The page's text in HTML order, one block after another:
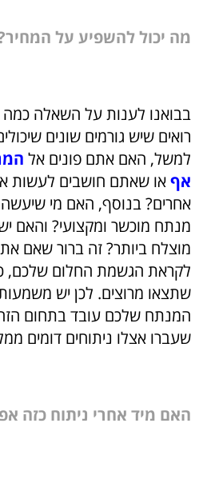
מה יכול להשפיע על
בבואנו לענות על השאלה כמה
רואים שיש גורמים שונים
למשל, האם אתם פונים אל
אףאו שאתם חושבים לעשות
אחרים? בנוסף, האם מי
מנתח מוכשר ומקצועי? והאם
מוצלח ביותר? זה ברור שאם
לקראת הגשמת החלום שלכם,
שתצאו מרוצים. לכן יש
המנתח שלכם עובד בתחום
שעברו אצלו ניתוחים דומים
האם מיד אחרי ניתוח כזה